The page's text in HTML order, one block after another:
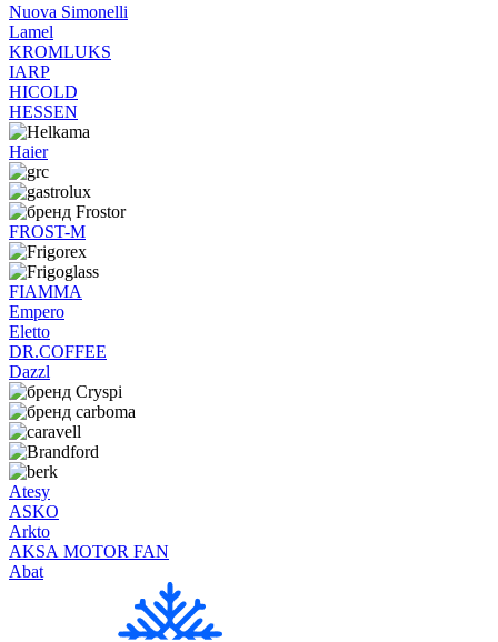
Nuova Simonelli
Lamel
KROMLUKS
IARP
HICOLD
HESSEN
Haier
FROST-M
FIAMMA
Empero
Eletto
DR.COFFEE
Dazzl
Atesy
ASKO
Arkto
AKSA MOTOR FAN
Abat